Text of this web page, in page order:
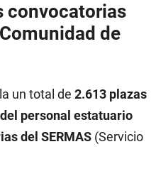
convocatorias
de
un total de 2.613 plazas
personal estatuario
del SERMAS (Servicio